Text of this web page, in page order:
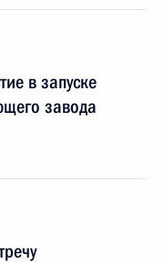
в запуске
завода